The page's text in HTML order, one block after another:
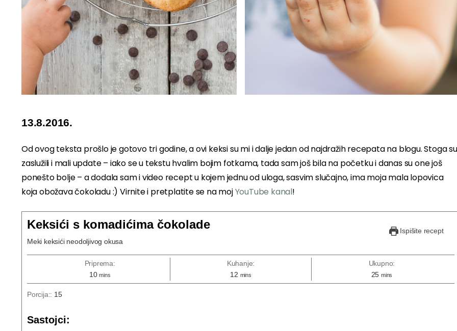
13.8.2016.
Od ovog teksta prošlo je gotovo tri godine, a ovi keksi su mi i dalje jedan od najdražih recepata na blogu. Stoga su
zaslužili i mali update – iako se u tekstu hvalim bojim fotkama, tada sam još bila na početku i danas su one još
ponešto bolje – a dodala sam i video recept u kojem jednu od uloga, sasvim slučajno, ima moja mala lopovica
koja obožava čokoladu :) Virnite i pretplatite se na mojYouTube kanal!
Ispišite recept
Keksići s komadićima čokolade
Meki keksići neodoljivog okusa
Priprema:
10 mins
Kuhanje:
12 mins
Ukupno:
25 mins
Porcija:: 15
Sastojci: